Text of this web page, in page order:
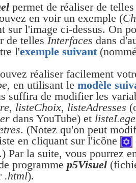
permet de réaliser de
en voir un exemple (
sur l'image ci-dessus. On
de telles Interfaces dans
l'exemple suivant
réaliser facilement
, en utilisant le modèle
suffira de modifier les
, listeChoix, listeAdresses
dans YouTube) et
. (Notez qu'on peut
en cliquant sur l'icône
.) Par la suite, vous pourrez
programme p5Visuel
.html).